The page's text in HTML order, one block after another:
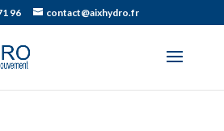
96 contact@aixhydro.fr